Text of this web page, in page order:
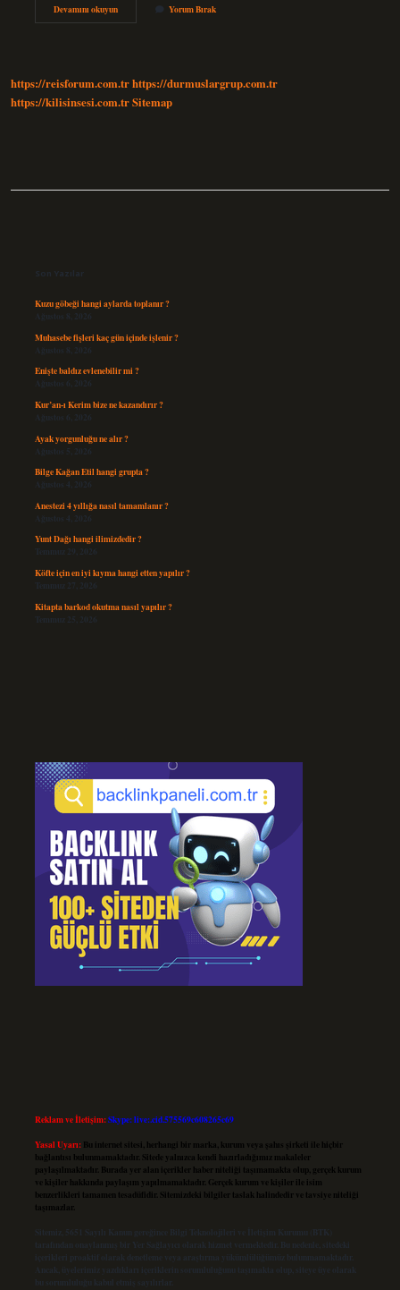
Devamını okuyunHelen
Dönemi
Yorum Bırak
https://reisforum.com.trhttps://durmuslargrup.com.tr
https://kilisinsesi.com.trSitemap
Son Yazılar
Kuzu göbeği hangi aylarda toplanır ?
Ağustos 8, 2026
Muhasebe fişleri kaç gün içinde işlenir ?
Ağustos 8, 2026
Enişte baldız evlenebilir mi ?
Ağustos 6, 2026
Kur’an-ı Kerim bize ne kazandırır ?
Ağustos 6, 2026
Ayak yorgunluğu ne alır ?
Ağustos 5, 2026
Bilge Kağan Etil hangi grupta ?
Ağustos 4, 2026
Anestezi 4 yıllığa nasıl tamamlanır ?
Ağustos 4, 2026
Yunt Dağı hangi ilimizdedir ?
Temmuz 29, 2026
Köfte için en iyi kıyma hangi etten yapılır ?
Temmuz 27, 2026
Kitapta barkod okutma nasıl yapılır ?
Temmuz 25, 2026
Reklam ve İletişim:Skype: live:.cid.575569c608265c69
Yasal Uyarı: Bu internet sitesi, herhangi bir marka, kurum veya şahıs şirketi ile hiçbir
bağlantısı bulunmamaktadır. Sitede yalnızca kendi hazırladığımız makaleler
paylaşılmaktadır. Burada yer alan içerikler haber niteliği taşımamakta olup, gerçek kurum
ve kişiler hakkında paylaşım yapılmamaktadır. Gerçek kurum ve kişiler ile isim
benzerlikleri tamamen tesadüfidir. Sitemizdeki bilgiler taslak halindedir ve tavsiye niteliği
taşımazlar.
Sitemiz, 5651 Sayılı Kanun gereğince Bilgi Teknolojileri ve İletişim Kurumu (BTK)
tarafından onaylanmış bir Yer Sağlayıcı olarak hizmet vermektedir. Bu nedenle, sitedeki
içerikleri proaktif olarak denetleme veya araştırma yükümlülüğümüz bulunmamaktadır.
Ancak, üyelerimiz yazdıkları içeriklerin sorumluluğunu taşımakta olup, siteye üye olarak
bu sorumluluğu kabul etmiş sayılırlar.